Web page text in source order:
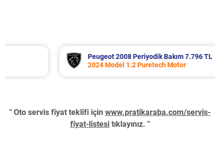
Peugeot 2008 Periyodik Bakım 7.796 TL
2024 Model 1.2 Puretech Motor
" Oto servis fiyat teklifi için www.pratikaraba.com/servis-
fiyat-listesi tıklayınız. "